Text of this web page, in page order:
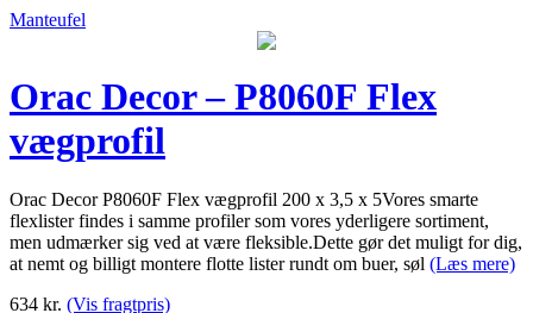
Manteufel
Orac Decor – P8060F Flex
vægprofil
Orac Decor P8060F Flex vægprofil 200 x 3,5 x 5Vores smarte
flexlister findes i samme profiler som vores yderligere sortiment,
men udmærker sig ved at være fleksible.Dette gør det muligt for dig,
at nemt og billigt montere flotte lister rundt om buer, søl (Læs mere)
634 kr. (Vis fragtpris)